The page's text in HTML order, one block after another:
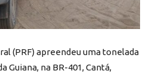
(PRF) apreendeu uma tonelada
Guiana, na BR-401, Cantá,